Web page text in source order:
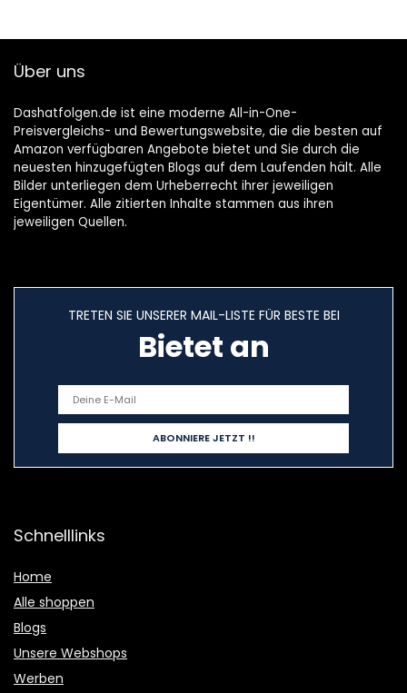
Über uns
Dashatfolgen.de ist eine moderne All-in-One-
Preisvergleichs- und Bewertungswebsite, die die besten auf
Amazon verfügbaren Angebote bietet und Sie durch die
neuesten hinzugefügten Blogs auf dem Laufenden hält. Alle
Bilder unterliegen dem Urheberrecht ihrer jeweiligen
Eigentümer. Alle zitierten Inhalte stammen aus ihren
jeweiligen Quellen.
TRETEN SIE UNSERER MAIL-LISTE FÜR BESTE BEI
Bietet an
Schnelllinks
Home
Alle shoppen
Blogs
Unsere Webshops
Werben